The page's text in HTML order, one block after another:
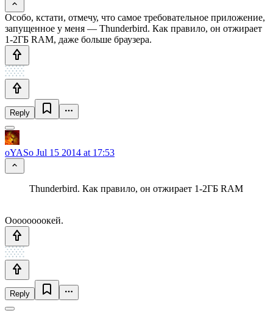
Особо, кстати, отмечу, что самое требовательное приложение,
запущенное у меня — Thunderbird. Как правило, он отжирает
1-2ГБ RAM, даже больше браузера.
Reply
oYASo Jul 15 2014 at 17:53
Thunderbird. Как правило, он отжирает 1-2ГБ RAM
Оооооооокей.
Reply